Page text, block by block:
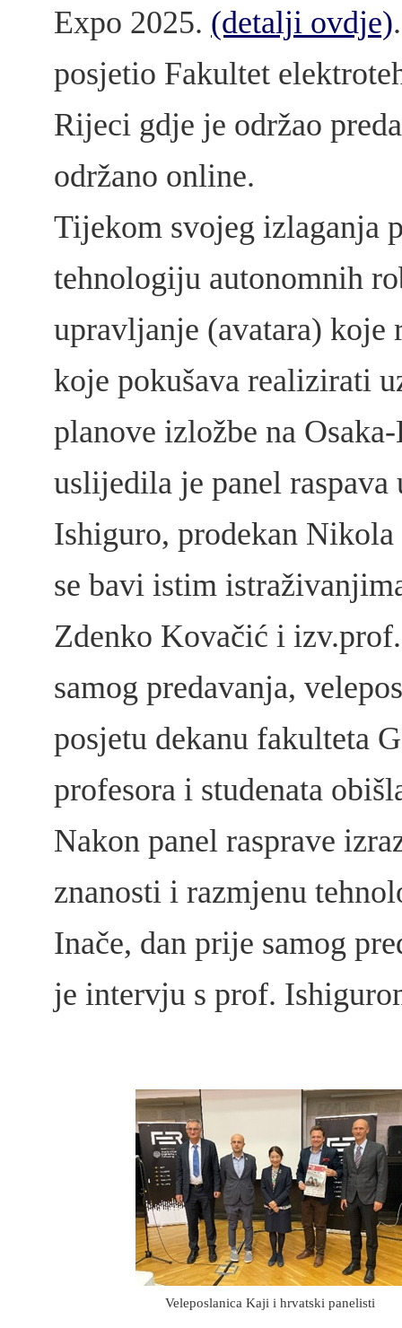
Expo 2025. (detalji ovdje)
posjetio Fakultet
Rijeci gdje je održao
održano online.
Tijekom svojeg izlaganja
tehnologiju autonomnih
upravljanje (avatara) koje
koje pokušava realizirati
planove izložbe na
uslijedila je panel
Ishiguro, prodekan
se bavi istim
Zdenko Kovačić i
samog predavanja,
posjetu dekanu fakulteta
profesora i studenata
Nakon panel rasprave
znanosti i razmjenu
Inače, dan prije samog
je intervju s prof.
Veleposlanica Kaji i hrvatski panelisti